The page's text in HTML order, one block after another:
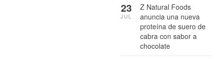
Z Natural Foods
anuncia una nueva
proteína de suero de
cabra con sabor a
chocolate
23
JUL